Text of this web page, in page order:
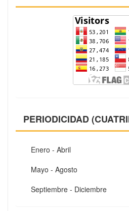
PERIODICIDAD
Enero - Abril
Mayo - Agosto
Septiembre - Diciembre